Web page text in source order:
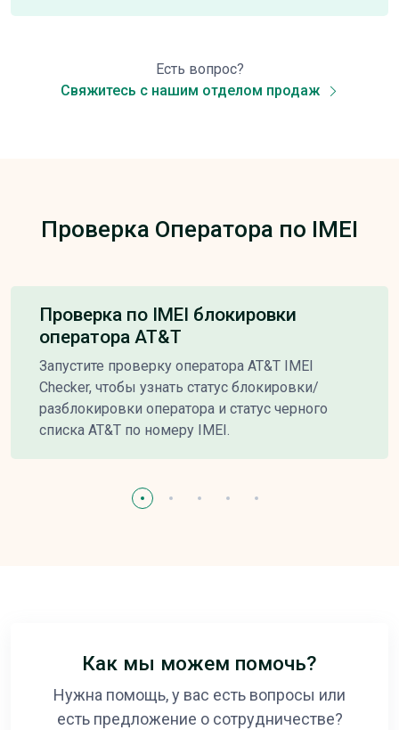
Есть вопрос?
Свяжитесь с нашим отделом продаж
Проверка Оператора по IMEI
Проверка по IMEI блокировки
оператора AT&T
Запустите проверку оператора AT&T IMEI
Checker, чтобы узнать статус блокировки/
разблокировки оператора и статус черного
списка AT&T по номеру IMEI.
Как мы можем помочь?
Нужна помощь, у вас есть вопросы или
есть предложение о сотрудничестве?